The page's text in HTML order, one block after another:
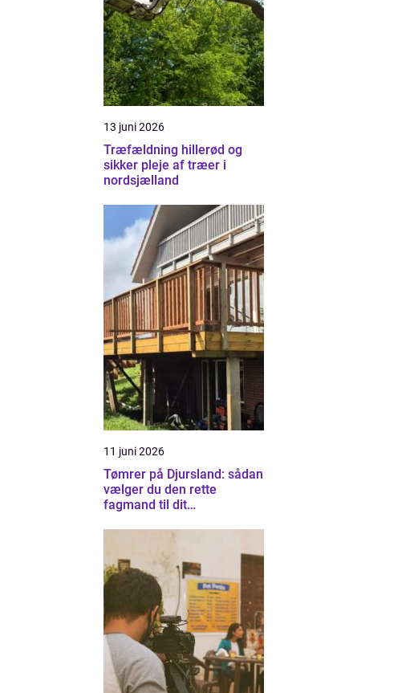
13 juni 2026
Træfældning hillerød og
sikker pleje af træer i
nordsjælland
11 juni 2026
Tømrer på Djursland: sådan
vælger du den rette
fagmand til dit